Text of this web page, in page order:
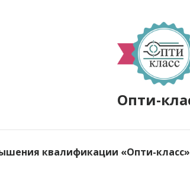
Опти-
квалификации «Опти-класс»